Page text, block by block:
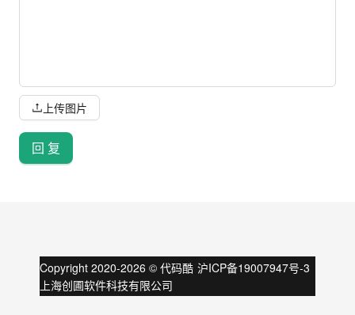
上传图片
回 复
Copyright 2020-2026 © 代码酷 沪ICP备19007947号-3
上海创圃软件科技有限公司